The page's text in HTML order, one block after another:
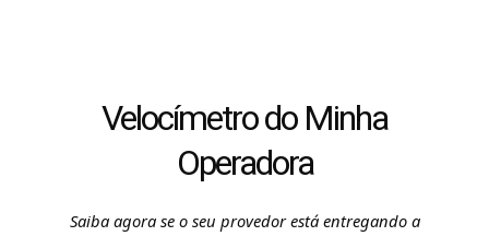
Velocímetro do Minha
Operadora
Saiba agora se o seu provedor está entregando a